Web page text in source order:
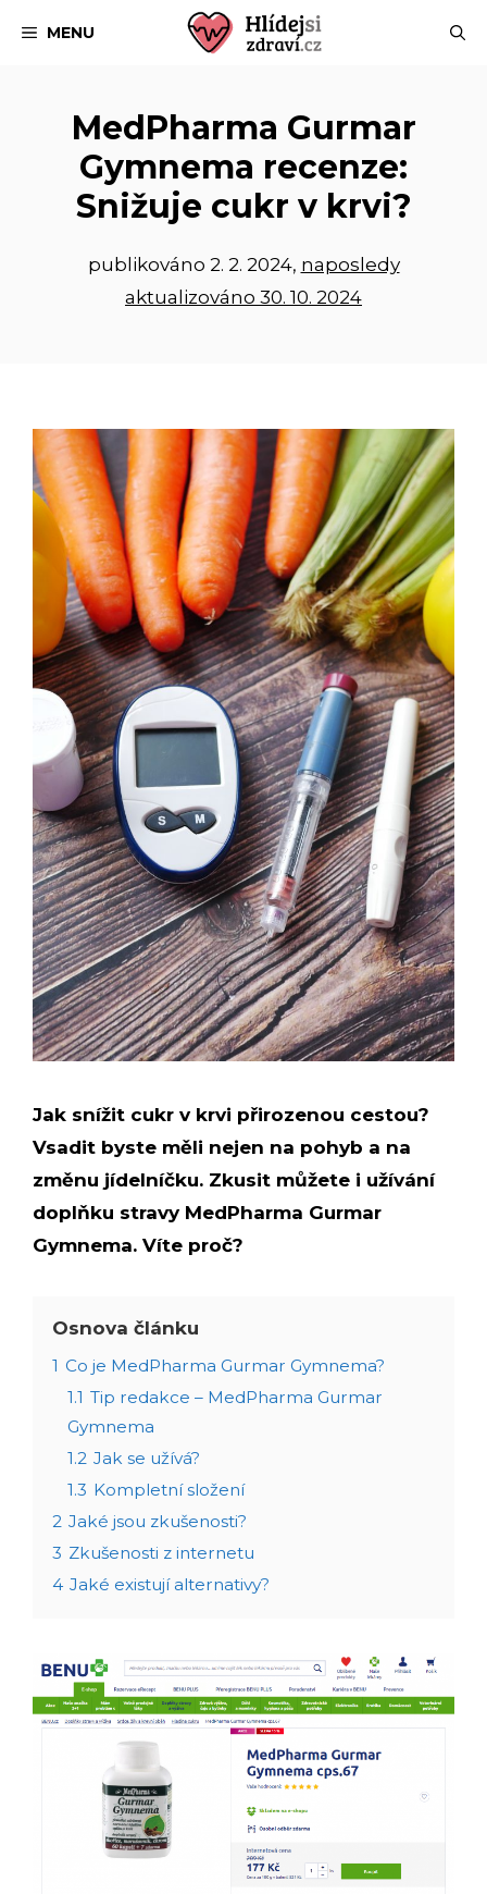
MENU
MedPharma Gurmar
Gymnema recenze:
Snižuje cukr v krvi?
publikováno 2. 2. 2024, naposledy
aktualizováno 30. 10. 2024
Jak snížit cukr v krvi přirozenou cestou?
Vsadit byste měli nejen na pohyb a na
změnu jídelníčku. Zkusit můžete i užívání
doplňku stravy MedPharma Gurmar
Gymnema. Víte proč?
Osnova článku
1 Co je MedPharma Gurmar Gymnema?
1.1 Tip redakce – MedPharma Gurmar
Gymnema
1.2 Jak se užívá?
1.3 Kompletní složení
2 Jaké jsou zkušenosti?
3 Zkušenosti z internetu
4 Jaké existují alternativy?